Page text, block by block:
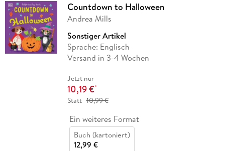
Countdown to Halloween
Andrea Mills
Sonstiger Artikel
Sprache: Englisch
Versand in 3-4 Wochen
Jetzt nur
10,19 €*
Statt 10,99 €
Ein weiteres Format
Buch (kartoniert)
12,99 €